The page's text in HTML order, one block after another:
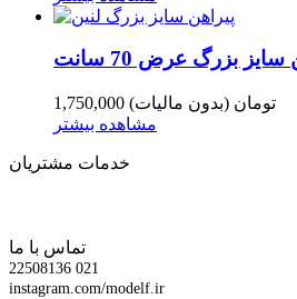
بزرگ عرض 70 سانت
1,750,000 تومان (بدون مالیات)
مشاهده بیشتر
خدمات مشتریان
تماس با ما
22508136 021
instagram.com/modelf.ir